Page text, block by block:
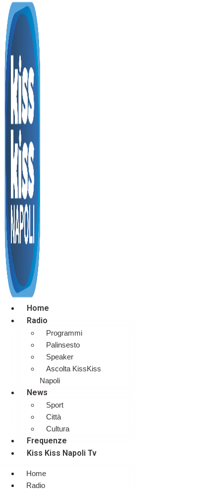
Home
Radio
Programmi
Palinsesto
Speaker
Ascolta KissKiss
Napoli
News
Sport
Città
Cultura
Frequenze
Kiss Kiss Napoli Tv
Home
Radio